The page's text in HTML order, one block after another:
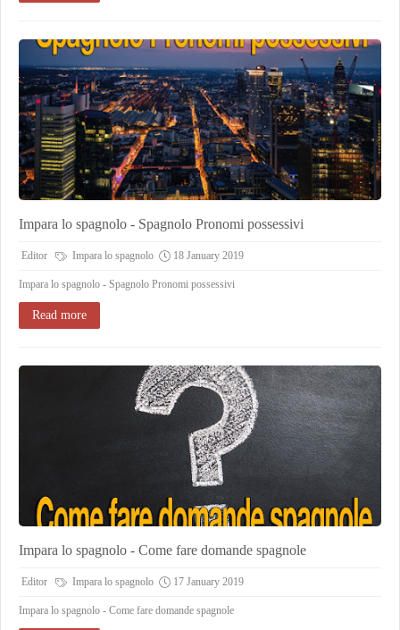
Impara lo spagnolo - Spagnolo Pronomi possessivi
Editor Impara lo spagnolo 18 January 2019
Impara lo spagnolo - Spagnolo Pronomi possessivi
Read more
Impara lo spagnolo - Come fare domande spagnole
Editor Impara lo spagnolo 17 January 2019
Impara lo spagnolo - Come fare domande spagnole